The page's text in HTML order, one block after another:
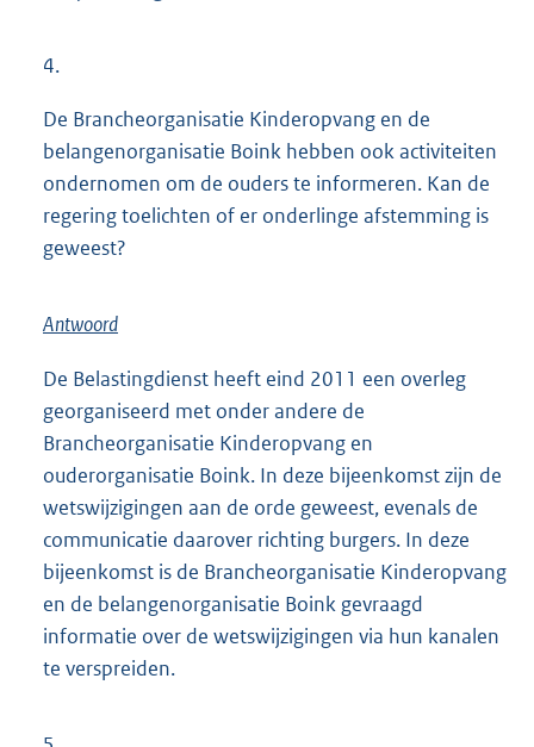
i
n
k
:
4.
De Brancheorganisatie Kinderopvang en de
belangenorganisatie Boink hebben ook activiteiten
ondernomen om de ouders te informeren. Kan de
regering toelichten of er onderlinge afstemming is
geweest?
Antwoord
De Belastingdienst heeft eind 2011 een overleg
georganiseerd met onder andere de
Brancheorganisatie Kinderopvang en
ouderorganisatie Boink. In deze bijeenkomst zijn de
wetswijzigingen aan de orde geweest, evenals de
communicatie daarover richting burgers. In deze
bijeenkomst is de Brancheorganisatie Kinderopvang
en de belangenorganisatie Boink gevraagd
informatie over de wetswijzigingen via hun kanalen
te verspreiden.